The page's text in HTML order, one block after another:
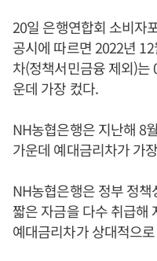
20일 은행연합회 소비자
공시에 따르면 2022년
차(정책서민금융 제외)
운데 가장 컸다.
NH농협은행은 지난해 8
가운데 예대금리차가 가
NH농협은행은 정부 정
짧은 자금을 다수 취급해
예대금리차가 상대적으